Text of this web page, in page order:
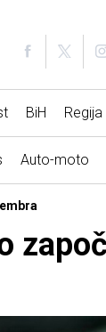
BiH Regija
Auto-moto